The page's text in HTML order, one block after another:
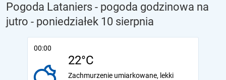
Pogoda Lataniers - pogoda godzinowa na
jutro - poniedziałek 10 sierpnia
00:00
22°C
Zachmurzenie umiarkowane, lekki